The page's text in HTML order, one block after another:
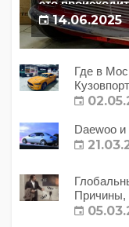
это
14.06.2025
Где в
Daewoo
Причины,
с этим